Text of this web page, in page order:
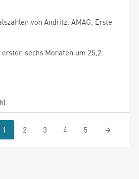
von Andritz, AMAG, Erste
sechs Monaten um 25,2
1 2 3 4 5